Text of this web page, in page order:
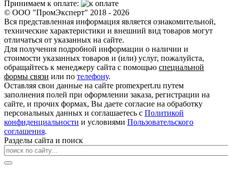
Принимаем к оплате:
© ООО "ПромЭксперт" 2018 - 2026
Вся представленная информация является ознакомительной,
технические характеристики и внешний вид товаров могут
отличаться от указанных на сайте.
Для получения подробной информации о наличии и
стоимости указанных товаров и (или) услуг, пожалуйста,
обращайтесь к менеджеру сайта с помощью специальной
формы связи или по телефону.
Оставляя свои данные на сайте promexpert.ru путем
заполнения полей при оформлении заказа, регистрации на
сайте, и прочих формах, Вы даете согласие на обработку
персональных данных и соглашаетесь с Политикой
конфиденциальности и условиями Пользовательского
соглашения.
Разделы сайта и поиск